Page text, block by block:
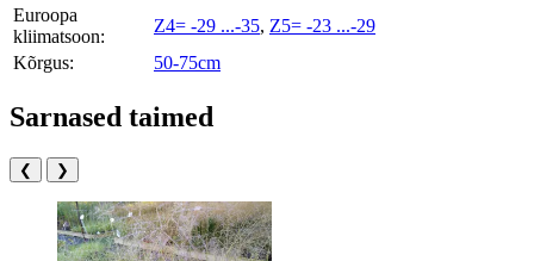
Euroopa
kliimatsoon:
Z4= -29 ...-35, Z5= -23 ...-29
Kõrgus:
50-75cm
Sarnased taimed
❮ ❯